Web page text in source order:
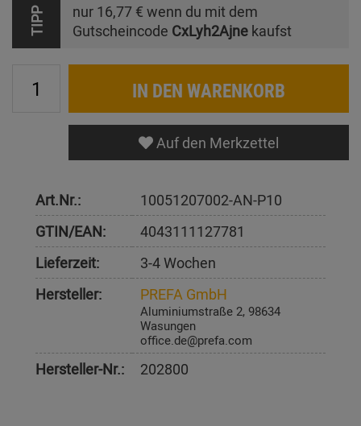
TIPP nur 16,77 € wenn du mit dem
Gutscheincode CxLyh2Ajne kaufst
IN DEN WARENKORB
Auf den Merkzettel
Art.Nr.:
10051207002-AN-P10
GTIN/EAN:
4043111127781
Lieferzeit:
3-4 Wochen
Hersteller:
PREFA GmbH
Aluminiumstraße 2, 98634
Wasungen
office.de@prefa.com
Hersteller-Nr.: 202800